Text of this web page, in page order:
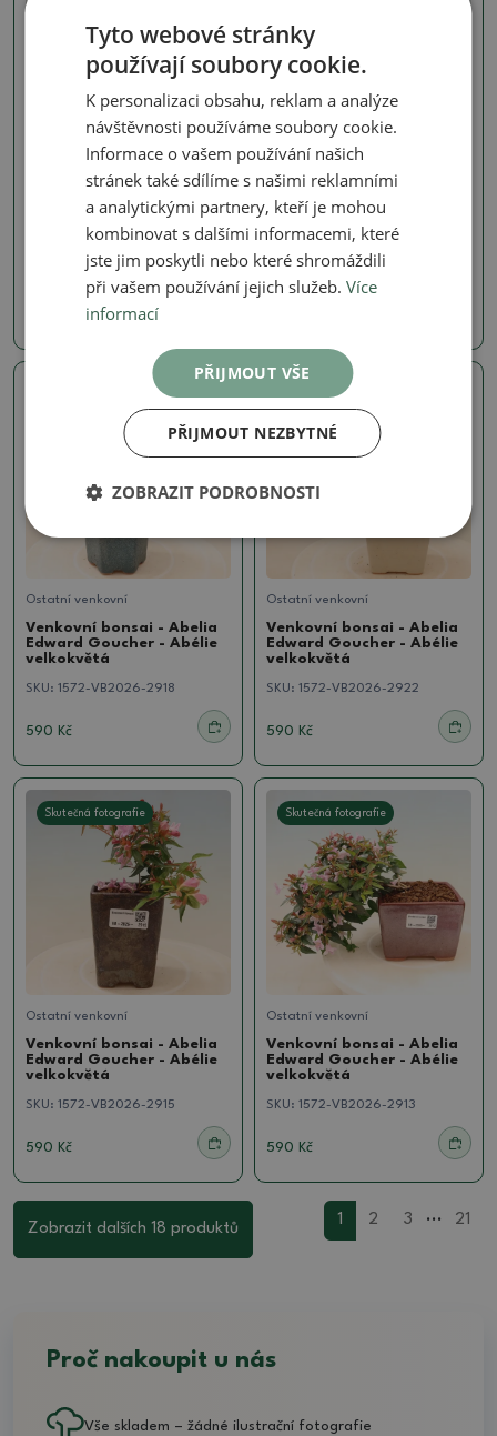
Ostatní venkovní
Venkovní bonsai - Rosa
Kordes - růže
1576-VB2026-2994
Ostatní venkovní
Venkovní bonsai - Abelia
Edward Goucher - Abélie
velkokvětá
Ostatní venkovní
Venkovní bonsai - Abelia
Edward Goucher - Abélie
velkokvětá
SKU: 1572-VB2026-2918
590 Kč
Skutečná fotografie
Ostatní venkovní
Venkovní bonsai - Abelia
Edward Goucher - Abélie
velkokvětá
SKU: 1572-VB2026-2922
590 Kč
Skutečná fotografie
Ostatní venkovní
Venkovní bonsai - Abelia
Edward Goucher - Abélie
velkokvětá
SKU: 1572-VB2026-2915
590 Kč
Skutečná fotografie
Ostatní venkovní
Venkovní bonsai - Abelia
Edward Goucher - Abélie
velkokvětá
SKU: 1572-VB2026-2913
590 Kč
Zobrazit dalších 18 produktů
1 2 3 ... 21
Proč nakoupit u nás
Vše skladem – žádné ilustrační fotografie
Tyto webové stránky
používají soubory cookie.
K personalizaci obsahu, reklam a analýze
návštěvnosti používáme soubory cookie.
Informace o vašem používání našich
stránek také sdílíme s našimi reklamními
a analytickými partnery, kteří je mohou
kombinovat s dalšími informacemi, které
jste jim poskytli nebo které shromáždili
při vašem používání jejich služeb.Více
informací
PŘIJMOUT VŠE
PŘIJMOUT NEZBYTNÉ
ZOBRAZIT PODROBNOSTI